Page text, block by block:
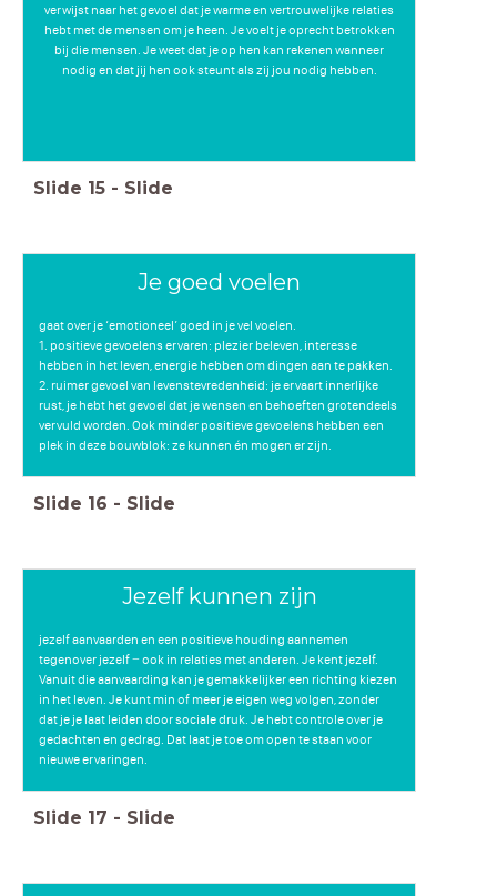
verwijst naar het gevoel dat je warme en vertrouwelijke relaties
hebt met de mensen om je heen. Je voelt je oprecht betrokken
bij die mensen. Je weet dat je op hen kan rekenen wanneer
nodig en dat jij hen ook steunt als zij jou nodig hebben.
Slide 15 - Slide
Je goed voelen
gaat over je ‘emotioneel’ goed in je vel voelen.
1. positieve gevoelens ervaren: plezier beleven, interesse
hebben in het leven, energie hebben om dingen aan te pakken.
2. ruimer gevoel van levenstevredenheid: je ervaart innerlijke
rust, je hebt het gevoel dat je wensen en behoeften grotendeels
vervuld worden. Ook minder positieve gevoelens hebben een
plek in deze bouwblok: ze kunnen én mogen er zijn.
Slide 16 - Slide
Jezelf kunnen zijn
jezelf aanvaarden en een positieve houding aannemen
tegenover jezelf − ook in relaties met anderen. Je kent jezelf.
Vanuit die aanvaarding kan je gemakkelijker een richting kiezen
in het leven. Je kunt min of meer je eigen weg volgen, zonder
dat je je laat leiden door sociale druk. Je hebt controle over je
gedachten en gedrag. Dat laat je toe om open te staan voor
nieuwe ervaringen.
Slide 17 - Slide